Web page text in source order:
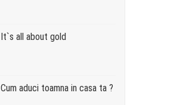
It`s all about gold
Cum aduci toamna in casa ta ?